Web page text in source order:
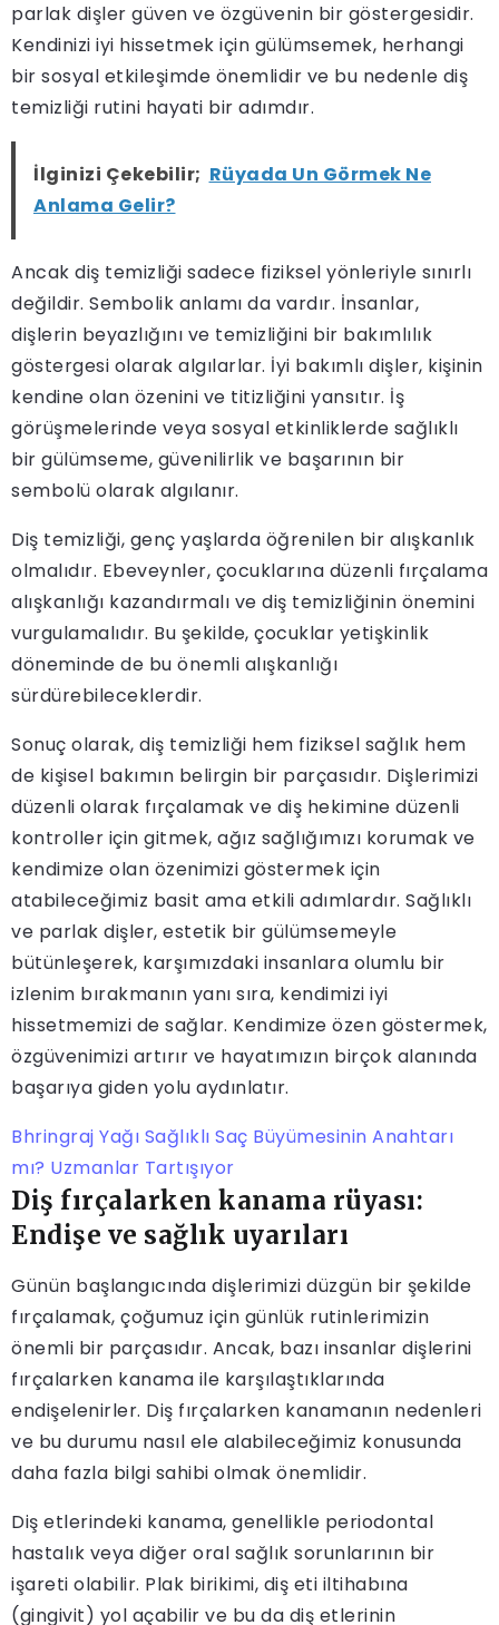
parlak dişler güven ve özgüvenin bir göstergesidir.
Kendinizi iyi hissetmek için gülümsemek, herhangi
bir sosyal etkileşimde önemlidir ve bu nedenle diş
temizliği rutini hayati bir adımdır.
İlginizi Çekebilir; Rüyada Un Görmek Ne
Anlama Gelir?
Ancak diş temizliği sadece fiziksel yönleriyle sınırlı
değildir. Sembolik anlamı da vardır. İnsanlar,
dişlerin beyazlığını ve temizliğini bir bakımlılık
göstergesi olarak algılarlar. İyi bakımlı dişler, kişinin
kendine olan özenini ve titizliğini yansıtır. İş
görüşmelerinde veya sosyal etkinliklerde sağlıklı
bir gülümseme, güvenilirlik ve başarının bir
sembolü olarak algılanır.
Diş temizliği, genç yaşlarda öğrenilen bir alışkanlık
olmalıdır. Ebeveynler, çocuklarına düzenli fırçalama
alışkanlığı kazandırmalı ve diş temizliğinin önemini
vurgulamalıdır. Bu şekilde, çocuklar yetişkinlik
döneminde de bu önemli alışkanlığı
sürdürebileceklerdir.
Sonuç olarak, diş temizliği hem fiziksel sağlık hem
de kişisel bakımın belirgin bir parçasıdır. Dişlerimizi
düzenli olarak fırçalamak ve diş hekimine düzenli
kontroller için gitmek, ağız sağlığımızı korumak ve
kendimize olan özenimizi göstermek için
atabileceğimiz basit ama etkili adımlardır. Sağlıklı
ve parlak dişler, estetik bir gülümsemeyle
bütünleşerek, karşımızdaki insanlara olumlu bir
izlenim bırakmanın yanı sıra, kendimizi iyi
hissetmemizi de sağlar. Kendimize özen göstermek,
özgüvenimizi artırır ve hayatımızın birçok alanında
başarıya giden yolu aydınlatır.
Bhringraj Yağı Sağlıklı Saç Büyümesinin Anahtarı
mı? Uzmanlar Tartışıyor
Diş fırçalarken kanama rüyası:
Endişe ve sağlık uyarıları
Günün başlangıcında dişlerimizi düzgün bir şekilde
fırçalamak, çoğumuz için günlük rutinlerimizin
önemli bir parçasıdır. Ancak, bazı insanlar dişlerini
fırçalarken kanama ile karşılaştıklarında
endişelenirler. Diş fırçalarken kanamanın nedenleri
ve bu durumu nasıl ele alabileceğimiz konusunda
daha fazla bilgi sahibi olmak önemlidir.
Diş etlerindeki kanama, genellikle periodontal
hastalık veya diğer oral sağlık sorunlarının bir
işareti olabilir. Plak birikimi, diş eti iltihabına
(gingivit) yol açabilir ve bu da diş etlerinin